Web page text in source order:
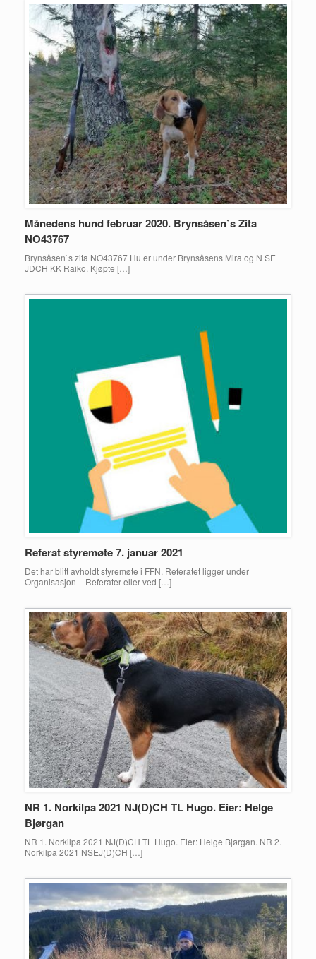
Månedens hund februar 2020. Brynsåsen`s Zita
NO43767
Brynsåsen`s zita NO43767 Hu er under Brynsåsens Mira og N SE
JDCH KK Raiko. Kjøpte […]
Referat styremøte 7. januar 2021
Det har blitt avholdt styremøte i FFN. Referatet ligger under
Organisasjon – Referater eller ved […]
NR 1. Norkilpa 2021 NJ(D)CH TL Hugo. Eier: Helge
Bjørgan
NR 1. Norkilpa 2021 NJ(D)CH TL Hugo. Eier: Helge Bjørgan. NR 2.
Norkilpa 2021 NSEJ(D)CH […]